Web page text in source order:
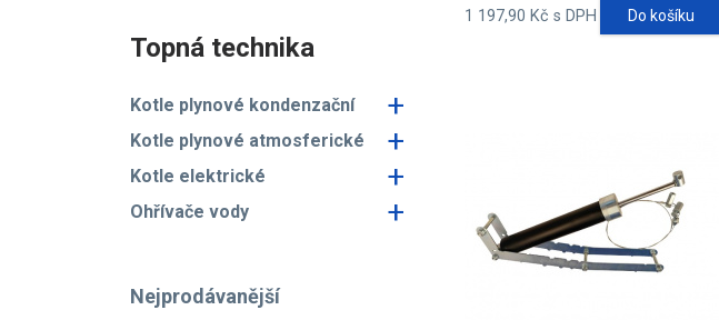
Topná technika
Kotle plynové kondenzační +
Kotle plynové atmosferické +
Kotle elektrické +
Ohřívače vody +
Nejprodávanější
1 197,90 Kč s DPH Do košíku